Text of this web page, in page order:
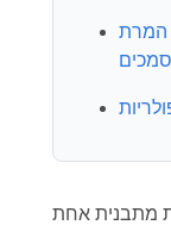
המרת
מתבנית אחת